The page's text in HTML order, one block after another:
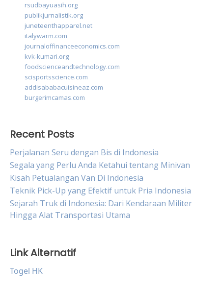
rsudbayuasih.org
publikjurnalistik.org
juneteenthapparel.net
italywarm.com
journaloffinanceeconomics.com
kvk-kumari.org
foodscienceandtechnology.com
scisportsscience.com
addisababacuisineaz.com
burgerimcamas.com
Recent Posts
Perjalanan Seru dengan Bis di Indonesia
Segala yang Perlu Anda Ketahui tentang Minivan
Kisah Petualangan Van Di Indonesia
Teknik Pick-Up yang Efektif untuk Pria Indonesia
Sejarah Truk di Indonesia: Dari Kendaraan Militer
Hingga Alat Transportasi Utama
Link Alternatif
Togel HK